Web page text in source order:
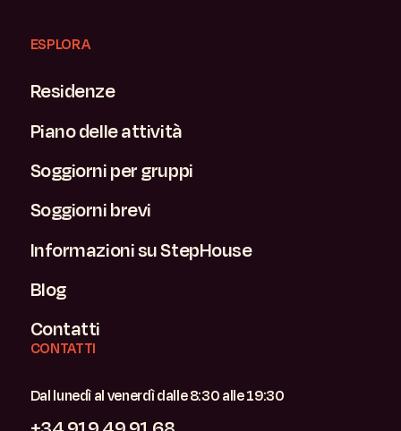
ESPLORA
Residenze
Piano delle attività
Soggiorni per gruppi
Soggiorni brevi
Informazioni su StepHouse
Blog
Contatti
CONTATTI
Dal lunedì al venerdì dalle 8:30 alle 19:30